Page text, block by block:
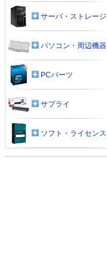
サーバ・ストレージ
パソコン・周辺機器
PCパーツ
サプライ
ソフト・ライセンス